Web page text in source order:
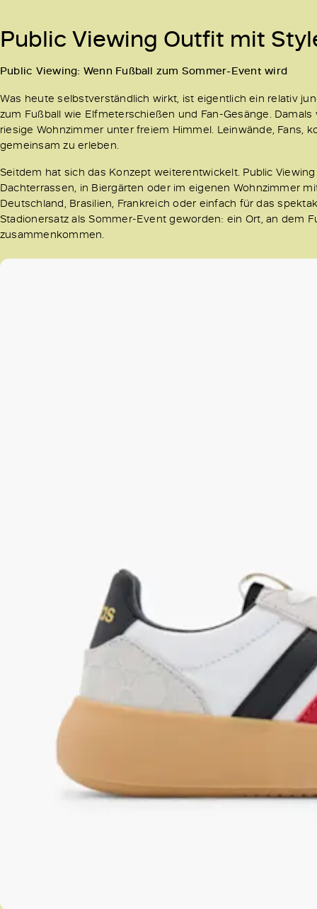
Public Viewing Outfit mit
Public Viewing: Wenn Fußball zum Sommer-Event wird
Was heute selbstverständlich wirkt, ist eigentlich ein relativ
zum Fußball wie Elfmeterschießen und Fan-Gesänge.
riesige Wohnzimmer unter freiem Himmel. Leinwände, Fans,
gemeinsam zu erleben.
Seitdem hat sich das Konzept weiterentwickelt. Public
Dachterrassen, in Biergärten oder im eigenen Wohnzimmer
Deutschland, Brasilien, Frankreich oder einfach für das
Stadionersatz als Sommer-Event geworden: ein Ort, an dem
zusammenkommen.